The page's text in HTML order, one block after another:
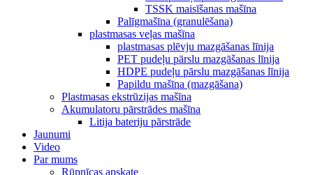
TSSK maisīšanas mašīna
Palīgmašīna (granulēšana)
plastmasas veļas mašīna
plastmasas plēvju mazgāšanas līnija
PET pudeļu pārslu mazgāšanas līnija
HDPE pudeļu pārslu mazgāšanas līnija
Papildu mašīna (mazgāšana)
Plastmasas ekstrūzijas mašīna
Akumulatoru pārstrādes mašīna
Litija bateriju pārstrāde
Jaunumi
Video
Par mums
Rūpnīcas apskate